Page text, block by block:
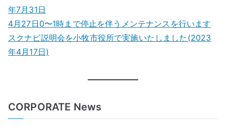
年7月31日
4月27日0〜1時まで停止を伴うメンテナンスを行います
スクナビ説明会を小牧市役所で実施いたしました(2023
年4月17日)
CORPORATE News